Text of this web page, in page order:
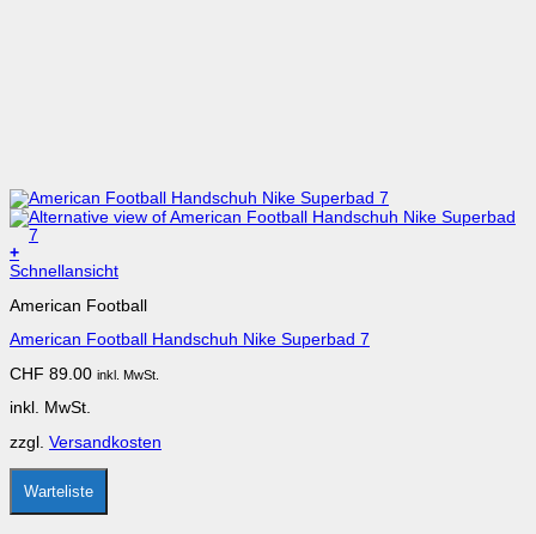
+
Dieses
weist
Varianten
Die
können
der
Produktseite
gewählt
Schnellansicht
American Football
American Football Handschuh Nike Superbad 7
CHF 89.00 inkl. MwSt.
inkl. MwSt.
zzgl. Versandkosten
Warteliste